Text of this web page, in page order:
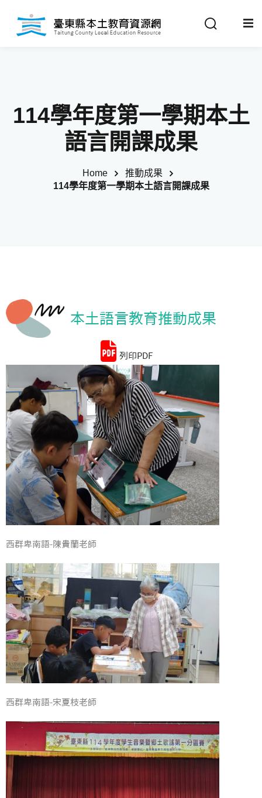
新消息
114學年度第一學期本土
語言開課成果
Home
推動成果
114學年度第一學期本土語言開課成果
本土語言教育推動成果
列印PDF
西群卑南語-陳貴蘭老師
西群卑南語-宋夏枝老師
Sign in Sign up